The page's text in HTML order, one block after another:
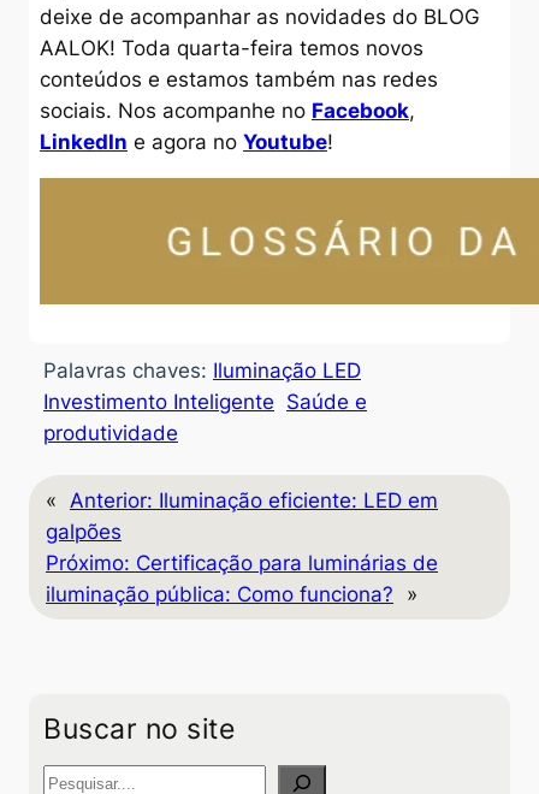
deixe de acompanhar as novidades do BLOG
AALOK! Toda quarta-feira temos novos
conteúdos e estamos também nas redes
sociais. Nos acompanhe no Facebook,
LinkedIn e agora no Youtube!
Palavras chaves: Iluminação LED
Investimento Inteligente Saúde e
produtividade
« Anterior: Iluminação eficiente: LED em
galpões
Próximo: Certificação para luminárias de
iluminação pública: Como funciona?
»
Buscar no site
P